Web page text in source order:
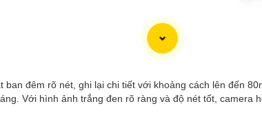
đêm rõ nét, ghi lại chi tiết với khoảng cách lên đến
Với hình ảnh trắng đen rõ ràng và độ nét tốt, camera